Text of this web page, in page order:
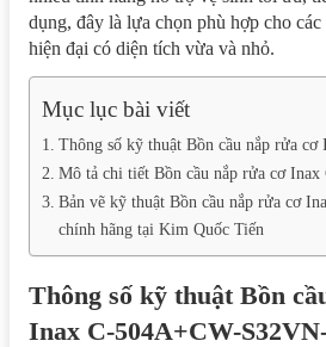
dụng, đây là lựa chọn phù hợp cho
hiện đại có diện tích vừa và nhỏ.
Mục lục bài viết
Thông số kỹ thuật Bồn cầu nắp rửa
Mô tả chi tiết Bồn cầu nắp rửa cơ
Bản vẽ kỹ thuật Bồn cầu nắp rửa cơ
chính hãng tại Kim Quốc Tiến
Thông số kỹ thuật Bồn
Inax C-504A+CW-